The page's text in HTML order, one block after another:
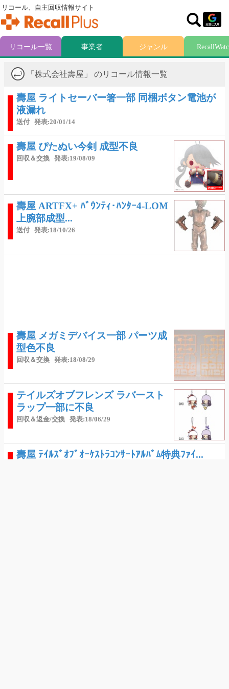
「株式会社壽屋」 のリコール情報一覧
壽屋 ライトセーバー箸一部 同梱ボタン電池が
液漏れ
送付 発表:20/01/14
壽屋 ぴたぬい今剣 成型不良
回収＆交換 発表:19/08/09
壽屋 ARTFX+ ﾊﾞｳﾝﾃｨ･ﾊﾝﾀｰ4-LOM
上腕部成型...
送付 発表:18/10/26
壽屋 メガミデバイス一部 パーツ成
型色不良
回収＆交換 発表:18/08/29
テイルズオブフレンズ ラバースト
ラップ一部に不良
回収＆返金/交換 発表:18/06/29
壽屋 ﾃｲﾙｽﾞｵﾌﾞｵｰｹｽﾄﾗｺﾝｻｰﾄｱﾙﾊﾞﾑ特典ﾌｧｲ...
リコール、自主回収情報サイト
リコール一覧 事業者 ジャンル